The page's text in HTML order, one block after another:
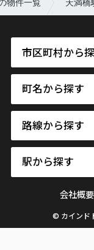
物件一覧 天満橋
市区町村から
町名から探す
路線から探す
駅から探す
会社概要
© カインド